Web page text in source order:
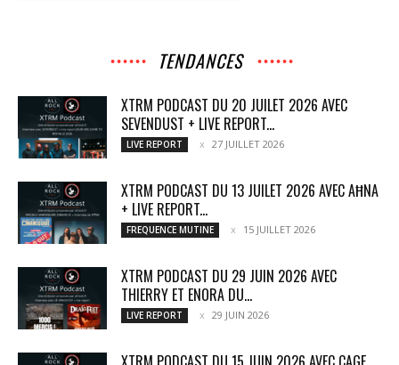
TENDANCES
XTRM PODCAST DU 20 JUILET 2026 AVEC
SEVENDUST + LIVE REPORT...
LIVE REPORT 27 JUILLET 2026
XTRM PODCAST DU 13 JUILET 2026 AVEC AĦNA
+ LIVE REPORT...
FREQUENCE MUTINE 15 JUILLET 2026
XTRM PODCAST DU 29 JUIN 2026 AVEC
THIERRY ET ENORA DU...
LIVE REPORT 29 JUIN 2026